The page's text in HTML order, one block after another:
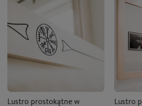
Lustro prostokątne w Lustro